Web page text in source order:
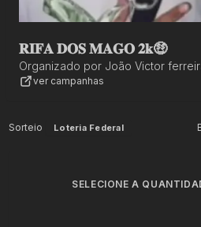
𝐑𝐈𝐅𝐀 𝐃𝐎𝐒 𝐌𝐀𝐆𝐎 𝟐𝐤🤑
Organizado por João Victor
ver campanhas
Sorteio Loteria Federal
SELECIONE A